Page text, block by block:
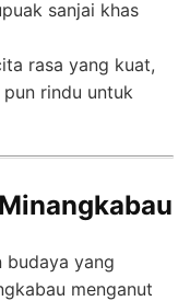
sanjai khas
rasa yang kuat,
rindu untuk
budaya yang
menganut